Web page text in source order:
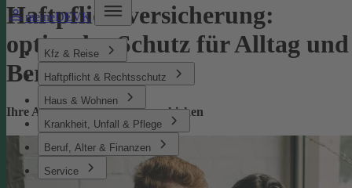
meineDEVK
Kfz & Reise
Haftpflicht & Rechtsschutz
Haus & Wohnen
Krankheit, Unfall & Pflege
Beruf, Alter & Finanzen
Service
Haftpflichtversicherung:
optimaler Schutz für Alltag und
Beruf
Ihre Absicherung bei Missgeschicken